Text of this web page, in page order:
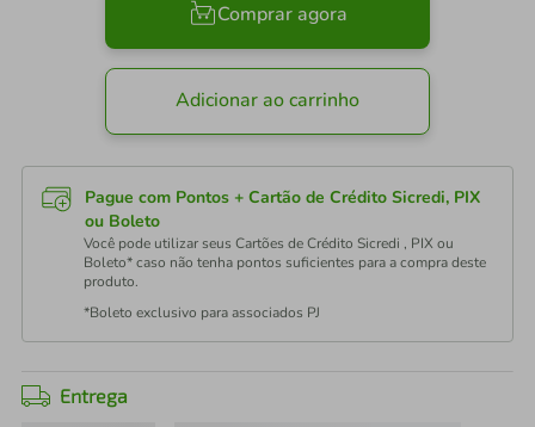
Comprar agora
Adicionar ao carrinho
Pague com Pontos + Cartão de Crédito Sicredi, PIX
ou Boleto
Você pode utilizar seus Cartões de Crédito Sicredi , PIX ou
Boleto* caso não tenha pontos suficientes para a compra deste
produto.
*Boleto exclusivo para associados PJ
Entrega